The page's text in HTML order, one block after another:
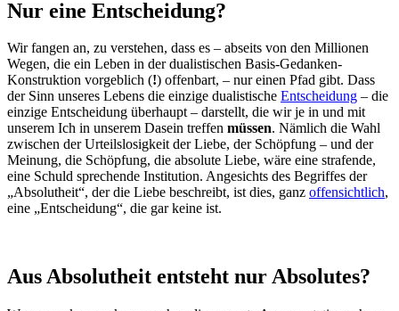
Nur eine Entscheidung?
Wir fangen an, zu verstehen, dass es – abseits von den Millionen
Wegen, die ein Leben in der dualistischen Basis-Gedanken-
Konstruktion vorgeblich (!) offenbart, – nur einen Pfad gibt. Dass
der Sinn unseres Lebens die einzige dualistische Entscheidung – die
einzige Entscheidung überhaupt – darstellt, die wir je in und mit
unserem Ich in unserem Dasein treffen müssen. Nämlich die Wahl
zwischen der Urteilslosigkeit der Liebe, der Schöpfung – und der
Meinung, die Schöpfung, die absolute Liebe, wäre eine strafende,
eine Schuld sprechende Institution. Angesichts des Begriffes der
„Absolutheit“, der die Liebe beschreibt, ist dies, ganz offensichtlich,
eine „Entscheidung“, die gar keine ist.
Aus Absolutheit entsteht nur Absolutes?